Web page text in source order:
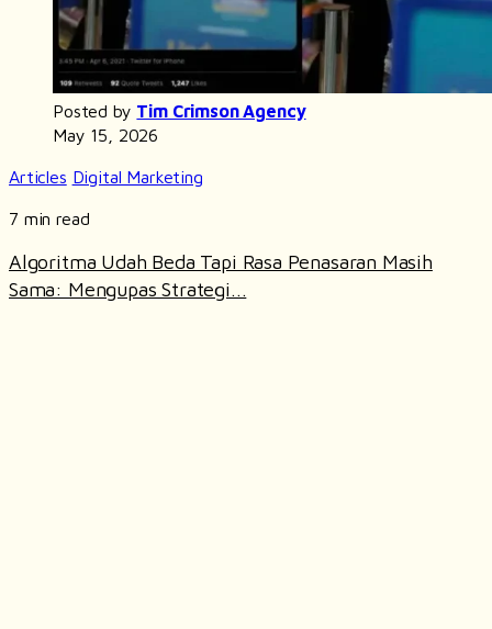
Posted by Tim Crimson Agency
May 15, 2026
Articles Digital Marketing
7 min read
Algoritma Udah Beda Tapi Rasa Penasaran Masih
Sama: Mengupas Strategi...